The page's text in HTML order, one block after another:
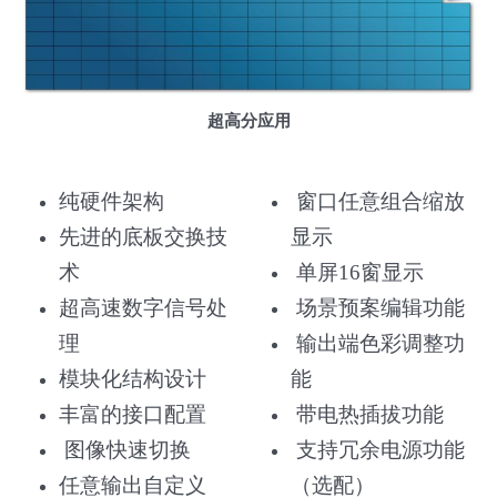
超高分应用
纯硬件架构
先进的底板交换技
术
超高速数字信号处
理
模块化结构设计
丰富的接口配置
图像快速切换
任意输出自定义
窗口任意组合缩放
显示
单屏16窗显示
场景预案编辑功能
输出端色彩调整功
能
带电热插拔功能
支持冗余电源功能
（选配）